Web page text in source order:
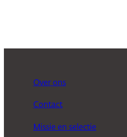
Over ons
Contact
Missie en selectie